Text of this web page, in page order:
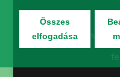
Összes
elfogadása
© Biocont